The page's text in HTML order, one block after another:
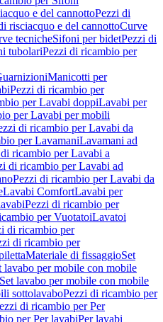
e del cannottoPezzi di
risciacquo e del cannottoCurve
tecnicheSifoni per bidetPezzi di
tubolariPezzi di ricambio per
Manicotti per
Pezzi di ricambio per
per Lavabi doppiLavabi per
per Lavabi per mobili
di ricambio per Lavabi da
per LavamaniLavamani ad
ricambio per Lavabi a
di ricambio per Lavabi ad
Pezzi di ricambio per Lavabi da
Lavabi ComfortLavabi per
Pezzi di ricambio per
per VuotatoiLavatoi
di ricambio per
di ricambio per
Materiale di fissaggioSet
lavabo per mobile con mobile
lavabo per mobile con mobile
sottolavaboPezzi di ricambio per
di ricambio per Per
per Per lavabiPer lavabi